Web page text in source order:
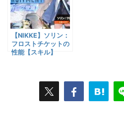
【NIKKE】ソリン：
フロストチケットの
性能【スキル】